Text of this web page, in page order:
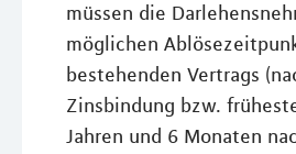
müssen die
möglichen
bestehenden Vertrags
Zinsbindung bzw.
Jahren und 6 Monaten